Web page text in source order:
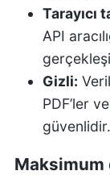
Tarayıcı
API
Gizli:
PDF’ler
güvenlidir.
Maksimum